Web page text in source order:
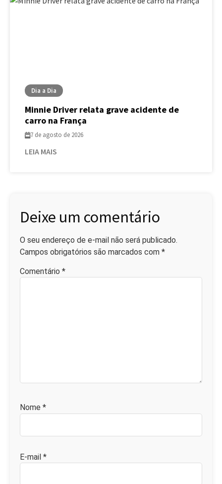
Dia a Dia
Minnie Driver relata grave acidente de
carro na França
7 de agosto de 2026
LEIA MAIS
Deixe um comentário
O seu endereço de e-mail não será publicado.
Campos obrigatórios são marcados com *
Comentário *
Nome *
E-mail *